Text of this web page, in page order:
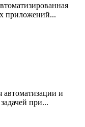
приложений...
и
при...